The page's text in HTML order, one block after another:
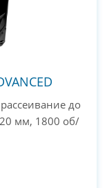
до
мм, 1800 об/